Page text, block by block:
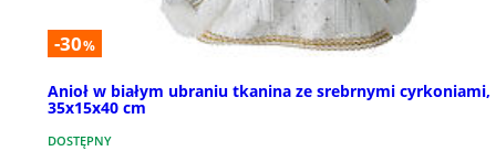
-30%
Anioł w białym ubraniu tkanina ze srebrnymi cyrkoniami,
35x15x40 cm
DOSTĘPNY